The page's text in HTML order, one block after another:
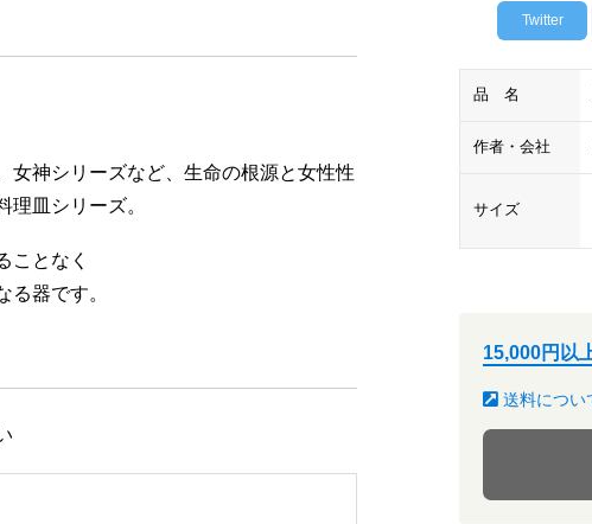
女神シリーズなど、生命の根源と女性性
理皿シリーズ。
ことなく
器です。
Twitter
品 名
作者・会社
サイズ
15,000円以
送料につい